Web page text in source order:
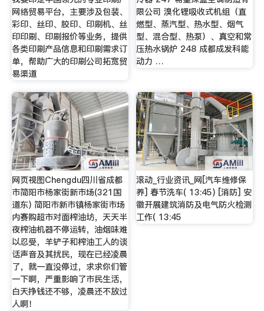
网络贸易平台，主要涉及包装、
彩印、丝印、胶印、印刷机、丝
印印刷、印刷报价等业务，提供
各类印刷产品信息和印刷需求订
单，帮助广大的印刷公司拓宽贸
易渠道
限公司 溴化锂吸收式机组（直
燃型、蒸汽型、热水型、烟气
型、混合型、热泵）、真空和常
压热水锅炉 248 成都成发科能
动力 …
网页视图Chengdu四川省成都
市简阳市杨家街新市场(321国
道东) 简阳市新市镇杨家街市场
内赛购超市对面榨油坊，天天半
夜榨油机器不停运转，油烟味难
以忍受，羊铲子和榨油工人的谈
话声音及其扰民，现在已经凌晨
了，就一直没停过，求求你们管
一下啊，严重影响了市民生活，
白天挣钱还不够，凌晨还不放过
人啊！
滚动_行业资讯_网[汽车维修保
养] 春节洗车( 13:45) [消防] 安
徽开展建筑消防及电气防火检测
工作( 13:45